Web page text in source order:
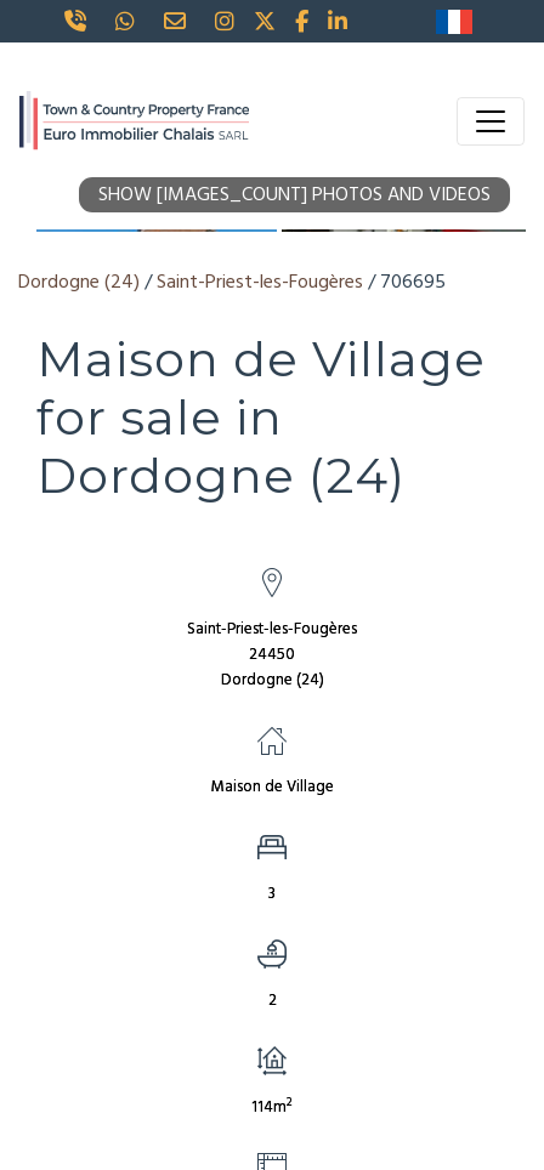
SHOW [IMAGES_COUNT] PHOTOS AND VIDEOS
Dordogne (24)/Saint-Priest-les-Fougères/ 706695
Maison de Village
for sale in
Dordogne (24)
Saint-Priest-les-Fougères
24450
Dordogne (24)
Maison de Village
3
2
114m2